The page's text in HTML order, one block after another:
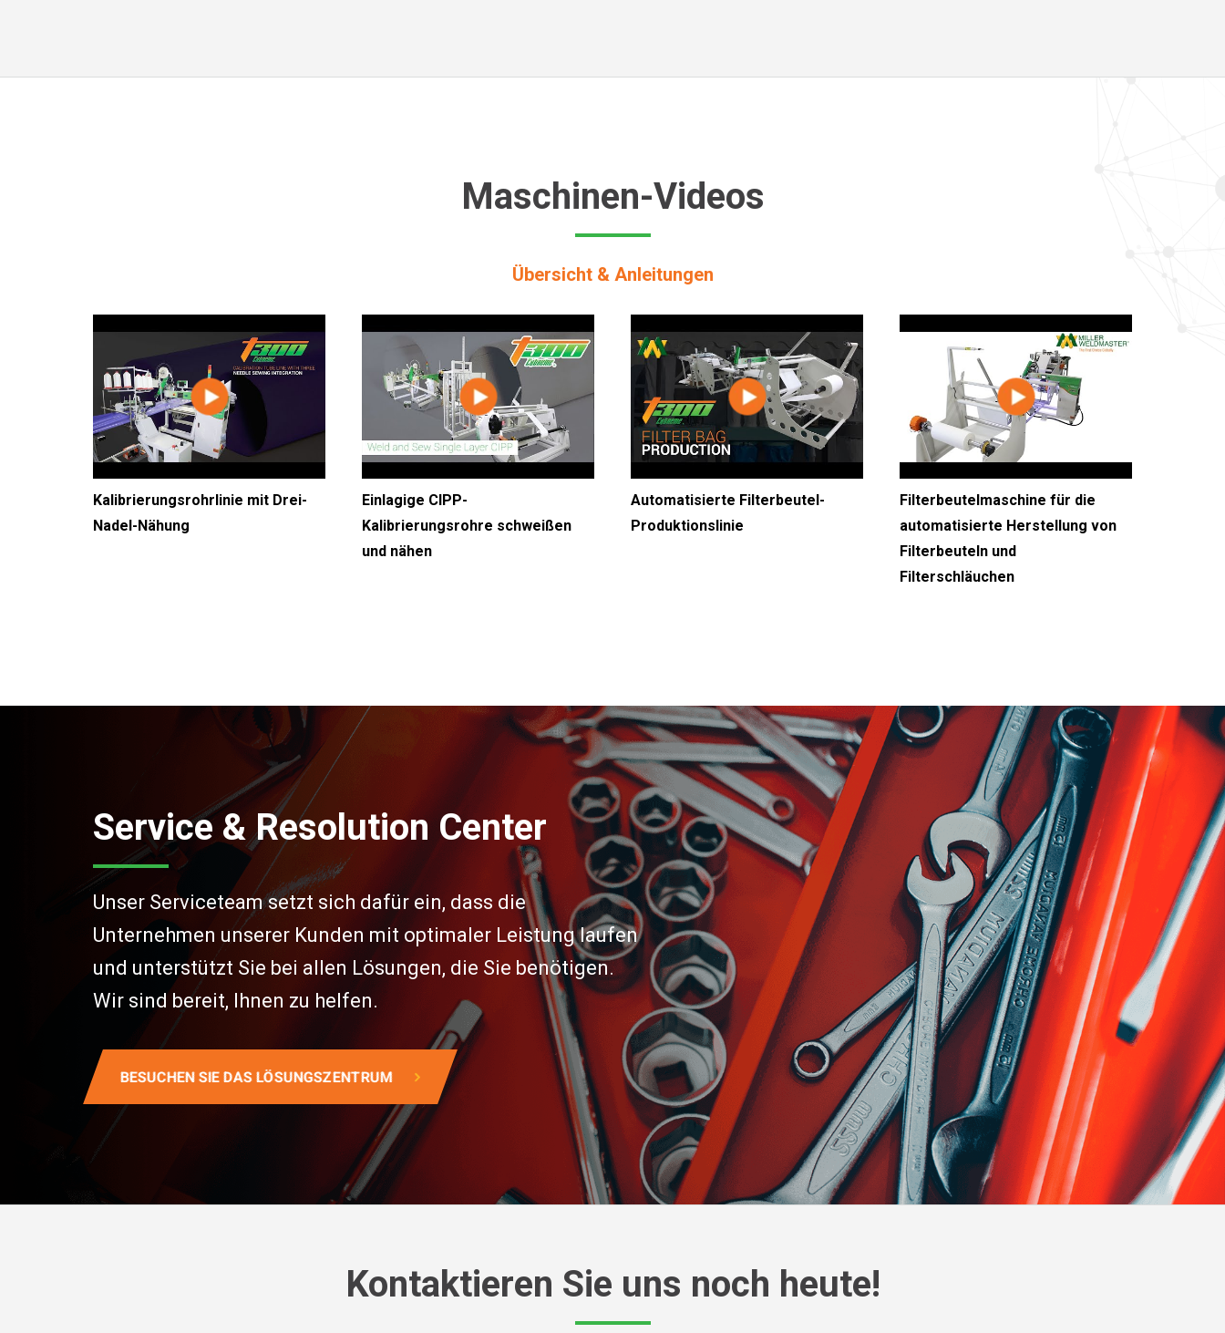
Maschinen-Videos
Übersicht & Anleitungen
Kalibrierungsrohrlinie mit Drei-
Nadel-Nähung
Einlagige CIPP-
Kalibrierungsrohre schweißen
und nähen
Automatisierte Filterbeutel-
Produktionslinie
Filterbeutelmaschine für die
automatisierte Herstellung von
Filterbeuteln und
Filterschläuchen
Service & Resolution Center
Unser Serviceteam setzt sich dafür ein, dass die
Unternehmen unserer Kunden mit optimaler Leistung laufen
und unterstützt Sie bei allen Lösungen, die Sie benötigen.
Wir sind bereit, Ihnen zu helfen.
BESUCHEN SIE DAS LÖSUNGSZENTRUM
Kontaktieren Sie uns noch heute!